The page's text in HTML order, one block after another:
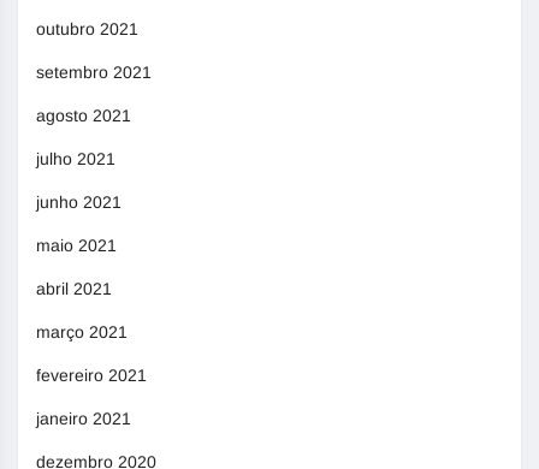
outubro 2021
setembro 2021
agosto 2021
julho 2021
junho 2021
maio 2021
abril 2021
março 2021
fevereiro 2021
janeiro 2021
dezembro 2020